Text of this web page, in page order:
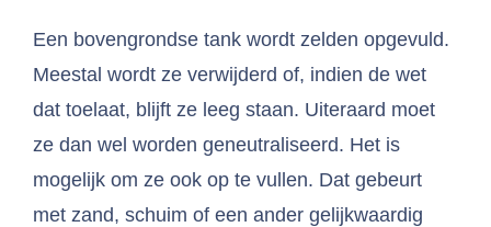
Een bovengrondse tank wordt zelden opgevuld.
Meestal wordt ze verwijderd of, indien de wet
dat toelaat, blijft ze leeg staan. Uiteraard moet
ze dan wel worden geneutraliseerd. Het is
mogelijk om ze ook op te vullen. Dat gebeurt
met zand, schuim of een ander gelijkwaardig